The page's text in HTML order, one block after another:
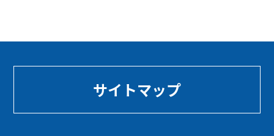
サイトマップ